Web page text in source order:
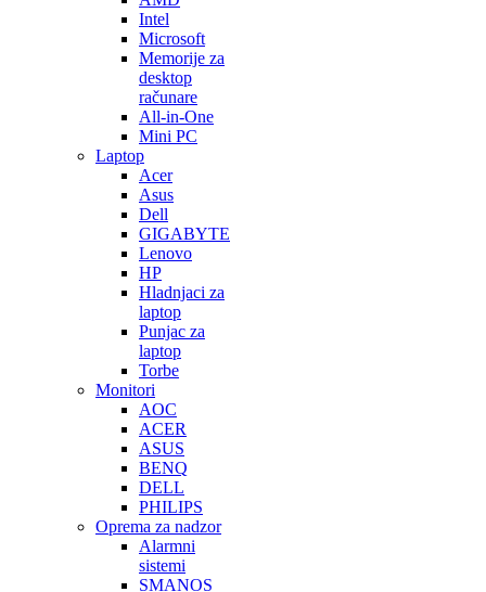
Intel
Microsoft
Memorije za
desktop
računare
All-in-One
Mini PC
Laptop
Acer
Asus
Dell
GIGABYTE
Lenovo
HP
Hladnjaci za
laptop
Punjac za
laptop
Torbe
Monitori
AOC
ACER
ASUS
BENQ
DELL
PHILIPS
Oprema za nadzor
Alarmni
sistemi
SMANOS